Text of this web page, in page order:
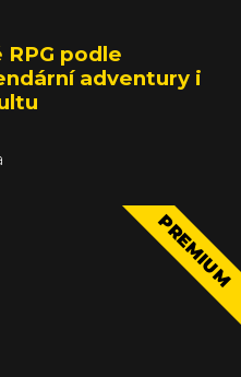
podle
adventury i
PREMIUM